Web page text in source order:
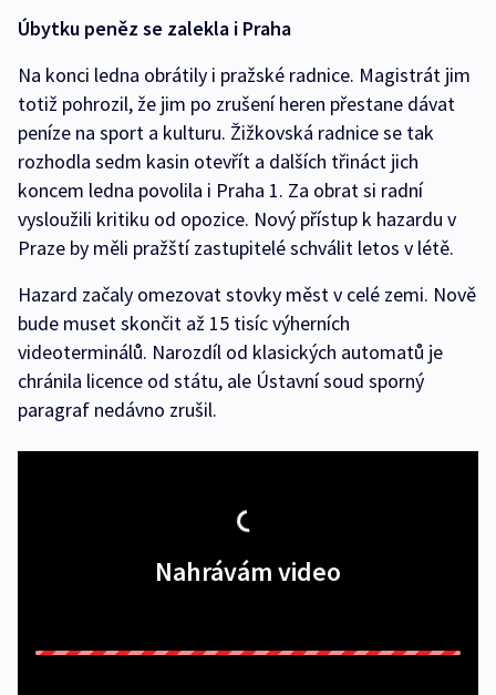
Úbytku peněz se zalekla i Praha
Na konci ledna obrátily i pražské radnice. Magistrát jim
totiž pohrozil, že jim po zrušení heren přestane dávat
peníze na sport a kulturu. Žižkovská radnice se tak
rozhodla sedm kasin otevřít a dalších třináct jich
koncem ledna povolila i Praha 1. Za obrat si radní
vysloužili kritiku od opozice. Nový přístup k hazardu v
Praze by měli pražští zastupitelé schválit letos v létě.
Hazard začaly omezovat stovky měst v celé zemi. Nově
bude muset skončit až 15 tisíc výherních
videoterminálů. Narozdíl od klasických automatů je
chránila licence od státu, ale Ústavní soud sporný
paragraf nedávno zrušil.
Nahrávám video